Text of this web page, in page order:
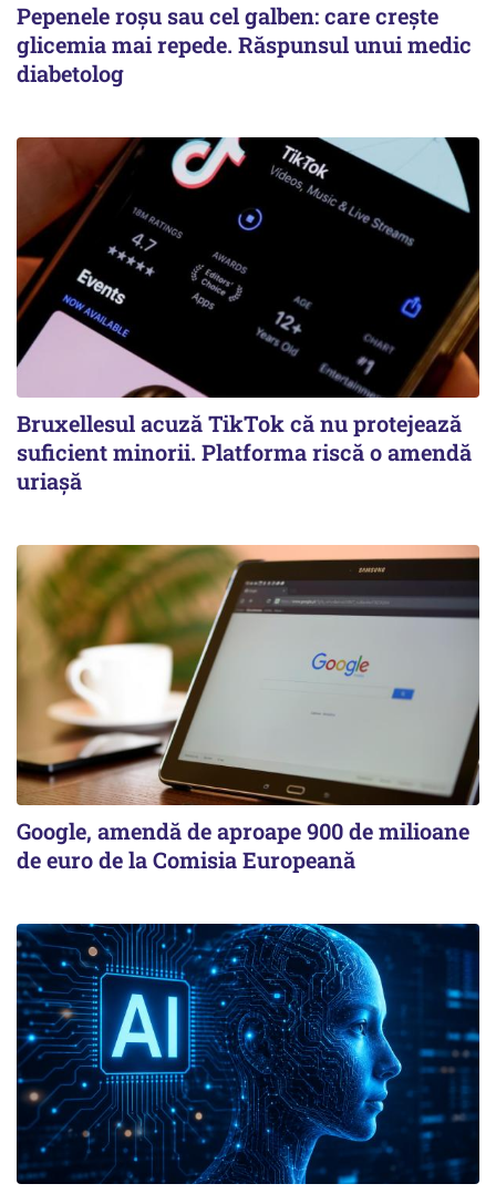
Pepenele roșu sau cel galben: care crește
glicemia mai repede. Răspunsul unui medic
diabetolog
Bruxellesul acuză TikTok că nu protejează
suficient minorii. Platforma riscă o amendă
uriașă
Google, amendă de aproape 900 de milioane
de euro de la Comisia Europeană